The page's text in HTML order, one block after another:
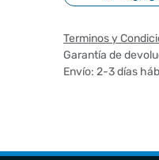
Terminos y
Garantía de
Envío: 2-3 días